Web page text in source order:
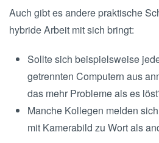
Auch gibt es andere praktische
hybride Arbeit mit sich bringt:
Sollte sich beispielsweise
getrennten Computern aus
das mehr Probleme als es
Manche Kollegen melden
mit Kamerabild zu Wort als